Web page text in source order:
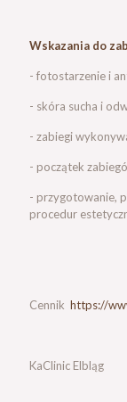
Wskazania do
- fotostarzenie i
- skóra sucha i
- zabiegi
- początek
- przygotowanie,
procedur
Cennik https://
KaClinic Elbląg